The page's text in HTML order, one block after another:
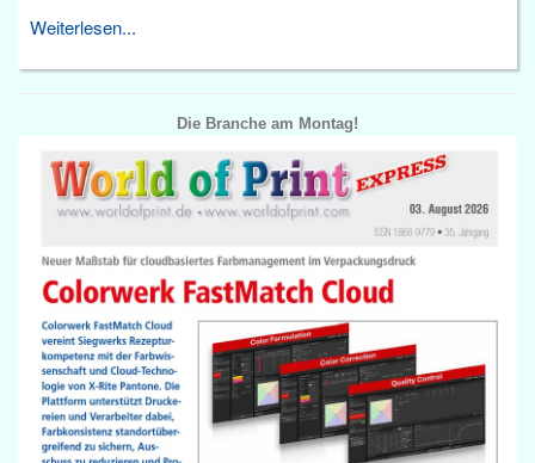
Weiterlesen...
Die Branche am Montag!